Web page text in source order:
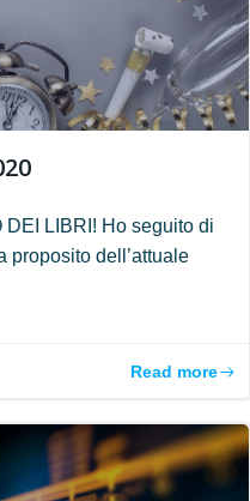
DEI LIBRI! Ho seguito di
proposito dell’attuale
Read more